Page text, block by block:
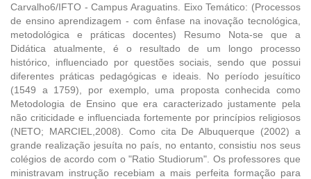
Carvalho6/IFTO - Campus Araguatins. Eixo Temático: (Processos
de ensino aprendizagem - com ênfase na inovação tecnológica,
metodológica e práticas docentes) Resumo Nota-se que a
Didática atualmente, é o resultado de um longo processo
histórico, influenciado por questões sociais, sendo que possui
diferentes práticas pedagógicas e ideais. No período jesuítico
(1549 a 1759), por exemplo, uma proposta conhecida como
Metodologia de Ensino que era caracterizado justamente pela
não criticidade e influenciada fortemente por princípios religiosos
(NETO; MARCIEL,2008). Como cita De Albuquerque (2002) a
grande realização jesuíta no país, no entanto, consistiu nos seus
colégios de acordo com o "Ratio Studiorum". Os professores que
ministravam instrução recebiam a mais perfeita formação para